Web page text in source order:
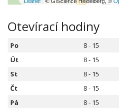
Otevírací hodiny
Po
8 - 15
Út
8 - 15
St
8 - 15
Čt
8 - 15
Pá
8 - 15